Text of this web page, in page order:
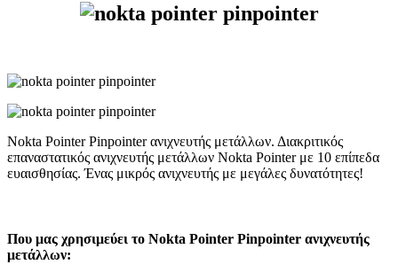
Nokta Pointer Pinpointer ανιχνευτής μετάλλων. Διακριτικός
επαναστατικός ανιχνευτής μετάλλων Nokta Pointer με 10 επίπεδα
ευαισθησίας. Ένας μικρός ανιχνευτής με μεγάλες δυνατότητες!
Που μας χρησιμεύει το Nokta Pointer Pinpointer ανιχνευτής
μετάλλων: